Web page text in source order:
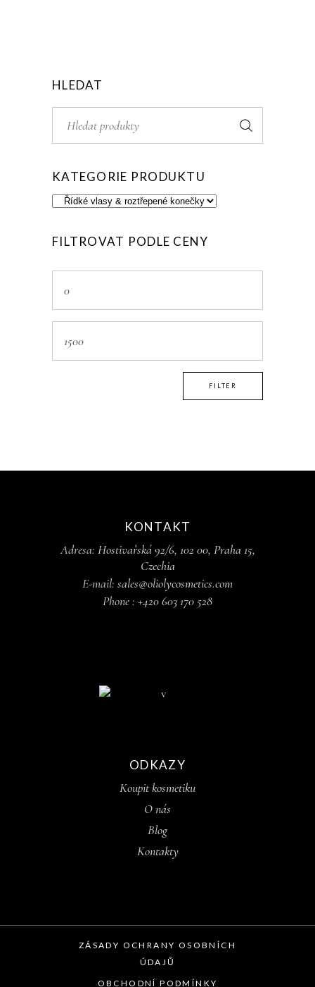
HLEDAT
for:
KATEGORIE PRODUKTU
FILTROVAT PODLE CENY
price
price
FILTER
KONTAKT
Adresa: Hostivařská 92/6, 102 00, Praha 15,
Czechia
E-mail: sales@oliolycosmetics.com
Phone : +420 603 170 528
ODKAZY
Koupit kosmetiku
O nás
Blog
Kontakty
ZÁSADY OCHRANY OSOBNÍCH
ÚDAJŮ
OBCHODNÍ PODMÍNKY